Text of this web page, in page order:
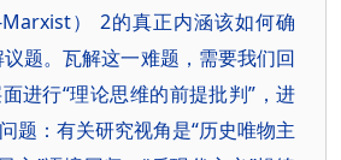
） 2的真正内涵该如何确
题。瓦解这一难题，需要我们回
进行“理论思维的前提批判”，进
题：有关研究视角是“历史唯物主